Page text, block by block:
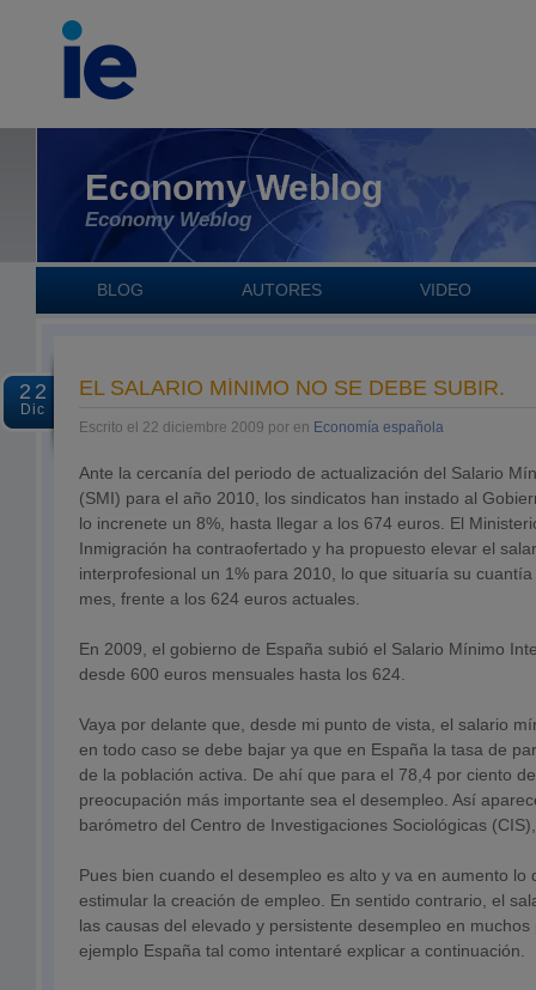
Economy Weblog
Economy Weblog
BLOG AUTORES VIDEO
22
Dic
EL SALARIO MÍNIMO NO SE DEBE SUBIR.
Escrito el 22 diciembre 2009 por en Economía española
Ante la cercanía del periodo de actualización del Salario
(SMI) para el año 2010, los sindicatos han instado al
lo increnete un 8%, hasta llegar a los 674 euros. El
Inmigración ha contraofertado y ha propuesto elevar el
interprofesional un 1% para 2010, lo que situaría su
mes, frente a los 624 euros actuales.
En 2009, el gobierno de España subió el Salario Mínimo
desde 600 euros mensuales hasta los 624.
Vaya por delante que, desde mi punto de vista, el salario
en todo caso se debe bajar ya que en España la tasa de
de la población activa. De ahí que para el 78,4 por ciento
preocupación más importante sea el desempleo. Así
barómetro del Centro de Investigaciones Sociológicas
Pues bien cuando el desempleo es alto y va en aumento lo
estimular la creación de empleo. En sentido contrario, el
las causas del elevado y persistente desempleo en
ejemplo España tal como intentaré explicar a continuación.